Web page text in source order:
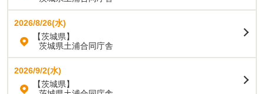
2026/8/26(水)
【茨城県】
茨城県土浦合同庁舎
2026/9/2(水)
【茨城県】